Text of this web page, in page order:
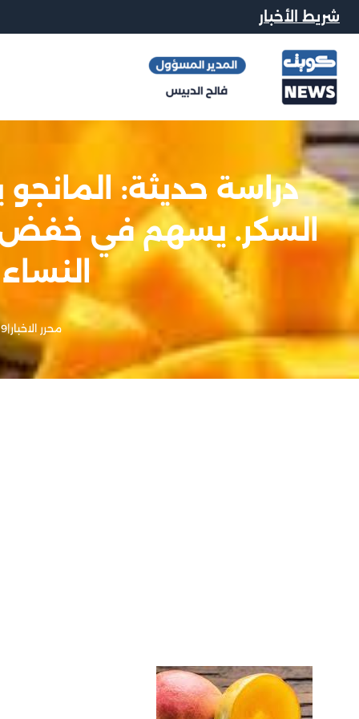
شريط الأخبار
دراسة حديثة:
السكر. يسهم في خفض
محرر الاخبار|9 يونيو, 2025